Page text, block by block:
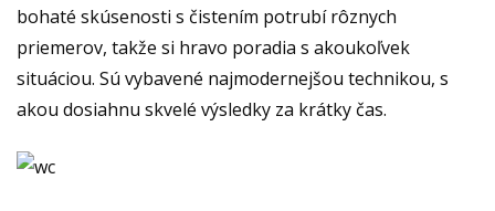
bohaté skúsenosti s čistením potrubí rôznych
priemerov, takže si hravo poradia s akoukoľvek
situáciou. Sú vybavené najmodernejšou technikou, s
akou dosiahnu skvelé výsledky za krátky čas.